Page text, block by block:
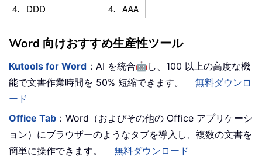
Word 向けおすすめ生産性ツール
Kutools for Word ：AI を統合🤖 し、100 以上の高度な機
能で文書作業時間を 50% 短縮できます。
無料ダウンロ
ード
Office Tab ：Word（およびその他の Office アプリケーシ
ョン）にブラウザーのようなタブを導入し、複数の文書を
簡単に操作できます。
無料ダウンロード